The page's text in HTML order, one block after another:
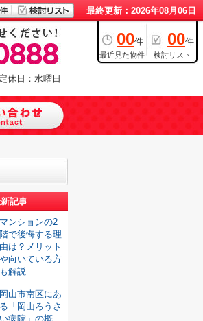
最終更新：2026年08月06日
00件
最近見た物件
00件
検討リスト
定休日：水曜日
記事
マンションの2
階で後悔する理
由は？メリット
や向いている方
も解説
岡山市南区にあ
る「岡山ろうさ
い病院」の概